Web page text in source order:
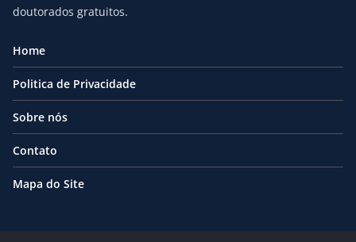
doutorados gratuitos.
Home
Politica de Privacidade
Sobre nós
Contato
Mapa do Site